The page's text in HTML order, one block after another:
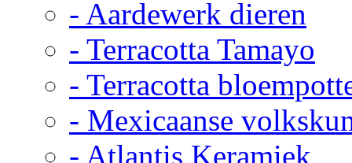
- Aardewerk dieren
- Terracotta Tamayo
- Terracotta
- Mexicaanse
- Atlantis Keramiek